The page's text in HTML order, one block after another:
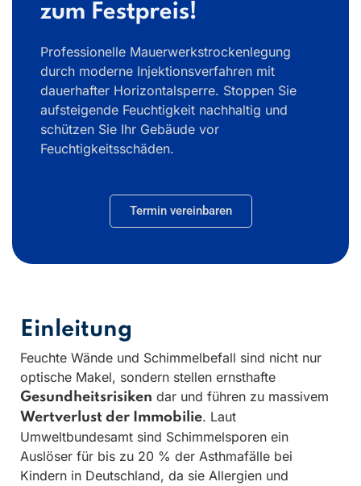
zum Festpreis!
Professionelle Mauerwerkstrockenlegung
durch moderne Injektionsverfahren mit
dauerhafter Horizontalsperre. Stoppen Sie
aufsteigende Feuchtigkeit nachhaltig und
schützen Sie Ihr Gebäude vor
Feuchtigkeitsschäden.
Termin vereinbaren
Einleitung
Feuchte Wände und Schimmelbefall sind nicht nur
optische Makel, sondern stellen ernsthafte
Gesundheitsrisiken dar und führen zu massivem
Wertverlust der Immobilie. Laut
Umweltbundesamt sind Schimmelsporen ein
Auslöser für bis zu 20 % der Asthmafälle bei
Kindern in Deutschland, da sie Allergien und